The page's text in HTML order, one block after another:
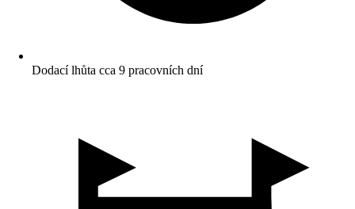
Dodací lhůta cca 9 pracovních dní